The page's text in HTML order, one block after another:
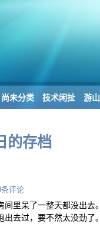
尚未分类 技术闲扯 游
的存档
条评论
里呆了一整天都没出去。
出去过，要不然太没劲了